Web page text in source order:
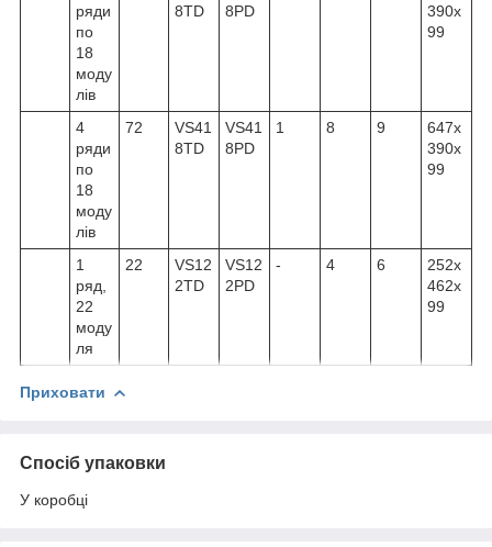
ряди
по
18
моду
лів
8TD
8PD
390x
99
4
ряди
по
18
моду
лів
72
VS41
8TD
VS41
8PD
1 8 9
647x
390x
99
1
ряд,
22
моду
ля
22
VS12
2TD
VS12
2PD
- 4 6
252x
462x
99
Приховати
Спосіб упаковки
У коробці